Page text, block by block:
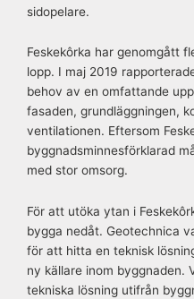
sidopelare.
Feskekôrka har genomgått
lopp. I maj 2019
behov av en omfattande
fasaden, grundläggningen,
ventilationen. Eftersom
byggnadsminnesförklarad
med stor omsorg.
För att utöka ytan i
bygga nedåt. Geotechnica
för att hitta en teknisk
ny källare inom byggnaden.
tekniska lösning utifrån